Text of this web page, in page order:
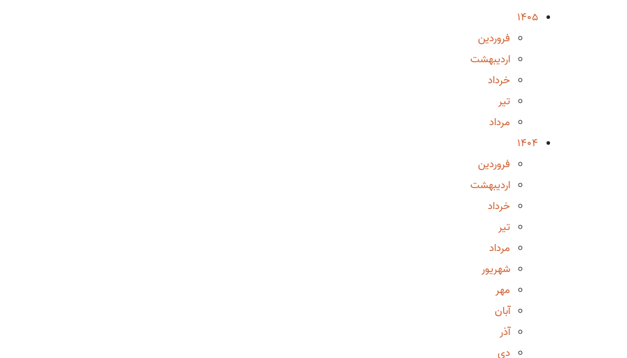
1405
فروردین
اردیبهشت
خرداد
تیر
مرداد
1404
فروردین
اردیبهشت
خرداد
تیر
مرداد
شهریور
مهر
آبان
آذر
دی